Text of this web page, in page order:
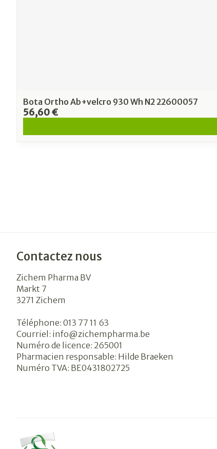
Bota Ortho Ab+velcro 930 Wh N2 22600057
56,60 €
Contactez nous
Zichem Pharma BV
Markt 7
3271 Zichem
Téléphone: 013 77 11 63
Courriel: info@zichempharma.be
Numéro de licence: 265001
Pharmacien responsable: Hilde Braeken
Numéro TVA: BE0431802725